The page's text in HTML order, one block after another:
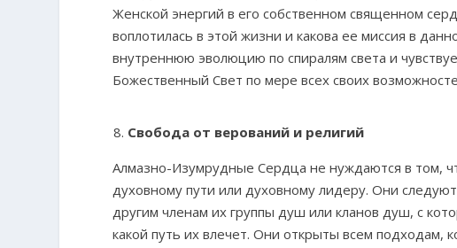
Женской энергий в его собственном священном
воплотилась в этой жизни и какова ее миссия в
внутреннюю эволюцию по спиралям света и
Божественный Свет по мере всех своих
Свобода от верований и религий
Алмазно-Изумрудные Сердца не нуждаются в том,
духовному пути или духовному лидеру. Они
другим членам их группы душ или кланов душ, с
какой путь их влечет. Они открыты всем подходам,